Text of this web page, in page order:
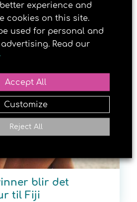
for
hos Brun og blid
blir det
til Fiji
experience and
cookies on this site.
used for personal and
Read our
Accept All
Reject All
Customize